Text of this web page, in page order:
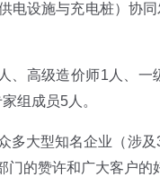
设施与充电桩）协
高级造价师1人、
组成员5人。
大型知名企业（涉
的赞许和广大客户的